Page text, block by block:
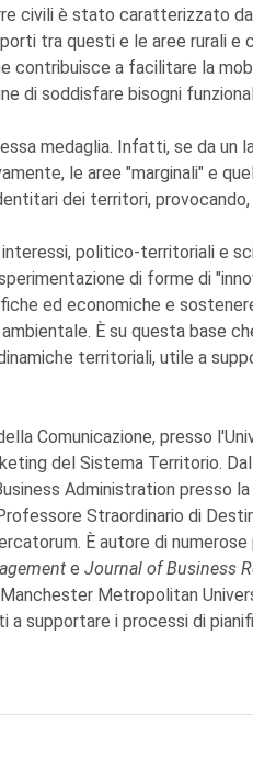
civili è stato caratterizzato
tra questi e le aree rurali e
contribuisce a facilitare la
di soddisfare bisogni
medaglia. Infatti, se da un
le aree "marginali" e
dei territori, provocando,
politico-territoriali e
di forme di
ed economiche e
È su questa base
territoriali, utile a
Comunicazione, presso
del Sistema Territorio.
Administration presso
Straordinario di
È autore di numerose
e Journal of Business
Metropolitan
supportare i processi di